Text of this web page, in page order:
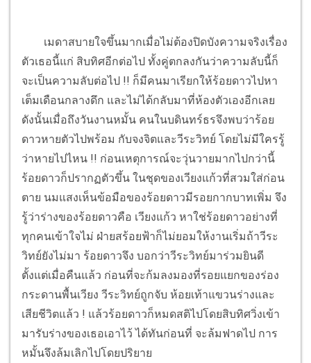
เมดาสบายใจขึ้นมากเมื่อไม่ต้องปิดบังความจริงเรื่อง
ตัวเธอนี้แก่ สิบทิศอีกต่อไป ทั้งคู่ตกลงกันว่าความลับนี้ก็
จะเป็นความลับต่อไป !! ก็มีคนมาเรียกให้ร้อยดาวไปหา
เต็มเดือนกลางดึก และไม่ได้กลับมาที่ห้องตัวเองอีกเลย
ดังนั้นเมื่อถึงวันงานหมั้น คนในบดินทร์ธรจึงพบว่าร้อย
ดาวหายตัวไปพร้อม กับจงจิตและวีระวิทย์ โดยไม่มีใครรู้
ว่าหายไปไหน !! ก่อนเหตุการณ์จะวุ่นวายมากไปกว่านี้
ร้อยดาวก็ปรากฏตัวขึ้น ในชุดของเวียงแก้วที่สวมใส่ก่อน
ตาย นมแสงเห็นข้อมือของร้อยดาวมีรอยกากบาทเพิ่ม จึง
รู้ว่าร่างของร้อยดาวคือ เวียงแก้ว หาใช่ร้อยดาวอย่างที่
ทุกคนเข้าใจไม่ ฝ่ายสร้อยฟ้าก็ไม่ยอมให้งานเริ่มถ้าวีระ
วิทย์ยังไม่มา ร้อยดาวจึง บอกว่าวีระวิทย์มาร่วมยินดี
ตั้งแต่เมื่อคืนแล้ว ก่อนที่จะก้มลงมองที่รอยแยกของร่อง
กระดานพื้นเวียง วีระวิทย์ถูกจับ ห้อยเท้าแขวนร่างและ
เสียชีวิตแล้ว ! แล้วร้อยดาวก็หมดสติไปโดยสิบทิศวิ่งเข้า
มารับร่างของเธอเอาไว้ ได้ทันก่อนที่ จะล้มฟาดไป การ
หมั้นจึงล้มเลิกไปโดยปริยาย